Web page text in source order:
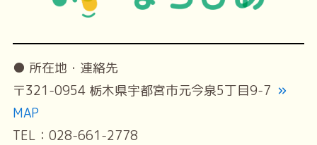
● 所在地・連絡先
〒321-0954 栃木県宇都宮市元今泉5丁目9-7
MAP
TEL：028-661-2778